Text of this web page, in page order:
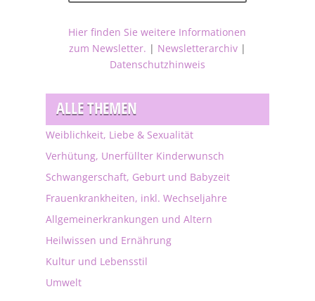
Hier finden Sie weitere Informationen
zum Newsletter. | Newsletterarchiv|
Datenschutzhinweis
ALLE THEMEN
Weiblichkeit, Liebe & Sexualität
Verhütung, Unerfüllter Kinderwunsch
Schwangerschaft, Geburt und Babyzeit
Frauenkrankheiten, inkl. Wechseljahre
Allgemeinerkrankungen und Altern
Heilwissen und Ernährung
Kultur und Lebensstil
Umwelt